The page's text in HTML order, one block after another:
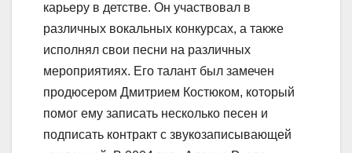
карьеру в детстве. Он участвовал в
различных вокальных конкурсах, а также
исполнял свои песни на различных
мероприятиях. Его талант был замечен
продюсером Дмитрием Костюком, который
помог ему записать несколько песен и
подписать контракт с звукозаписывающей